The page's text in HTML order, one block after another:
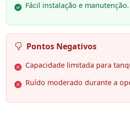
Fácil instalação e manutenção.
Pontos Negativos
Capacidade limitada para
Ruído moderado durante a